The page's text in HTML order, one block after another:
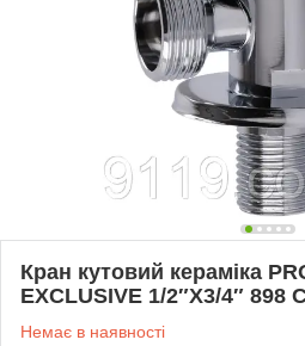
Кран кутовий кераміка
EXCLUSIVE 1/2″X3/4″ 898
Немає в наявності